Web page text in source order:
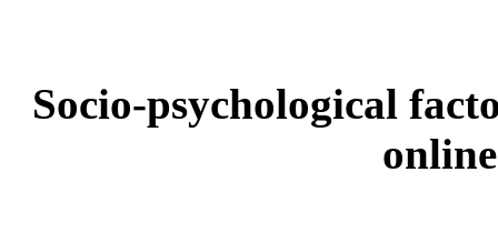
Socio-psychological